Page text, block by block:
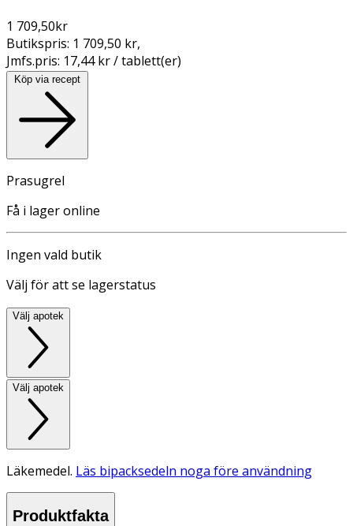
1 709,50kr
Butikspris: 1 709,50 kr,
Jmfs.pris: 17,44 kr / tablett(er)
Köp via recept
Prasugrel
Få i lager online
Ingen vald butik
Välj för att se lagerstatus
Välj apotek
Välj apotek
Läkemedel. Läs bipacksedeln noga före användning
Produktfakta